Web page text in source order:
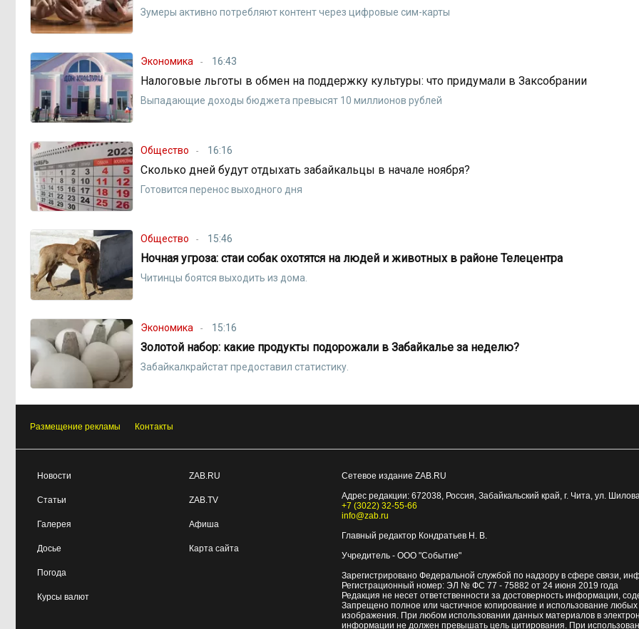
Зумеры активно потребляют контент через цифровые сим-карты
Экономика 16:43
Налоговые льготы в обмен на поддержку культуры: что придумали в Заксобрании
Выпадающие доходы бюджета превысят 10 миллионов рублей
Общество 16:16
Сколько дней будут отдыхать забайкальцы в начале ноября?
Готовится перенос выходного дня
Общество 15:46
Ночная угроза: стаи собак охотятся на людей и животных в районе Телецентра
Читинцы боятся выходить из дома.
Экономика 15:16
Золотой набор: какие продукты подорожали в Забайкалье за неделю?
Забайкалкрайстат предоставил статистику.
Размещение рекламы Контакты
Новости
Статьи
Галерея
Досье
Погода
Курсы валют
ZAB.RU
ZAB.TV
Афиша
Карта сайта
Сетевое издание ZAB.RU
Адрес редакции: 672038, Россия, Забайкальский край, г. Чита, ул.
+7 (3022) 32-55-66
info@zab.ru
Главный редактор Кондратьев Н. В.
Учредитель - ООО "Событие"
Зарегистрировано Федеральной службой по надзору в сфере связи,
Регистрационный номер: ЭЛ № ФС 77 - 75882 от 24 июня 2019 года
Редакция не несет ответственности за достоверность информации,
Запрещено полное или частичное копирование и использование
изображения. При любом использовании данных материалов в
информации не должен превышать цель цитирования. При